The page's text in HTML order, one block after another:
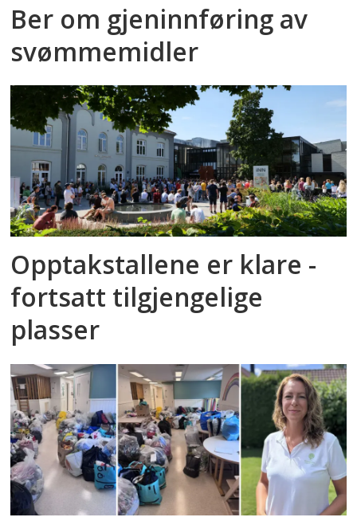
Ber om gjeninnføring av
svømmemidler
Opptakstallene er klare -
fortsatt tilgjengelige
plasser